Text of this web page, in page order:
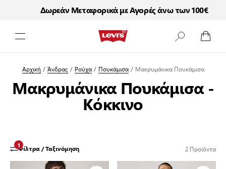
Δωρεάν Μεταφορικά με Αγορές άνω των 100€
Αρχική / Άνδρας / Ρούχα / Πουκάμισα / Μακρυμάνικα Πουκάμισα
Μακρυμάνικα Πουκάμισα -
Κόκκινο
Φίλτρα / Ταξινόμηση
1 2Προϊόντα